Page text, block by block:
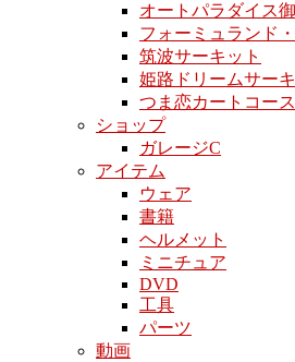
オートパラダイス
フォーミュランド
筑波サーキット
姫路ドリームサー
つま恋カートコース
ショップ
ガレージC
アイテム
ウェア
書籍
ヘルメット
ミニチュア
DVD
工具
パーツ
動画